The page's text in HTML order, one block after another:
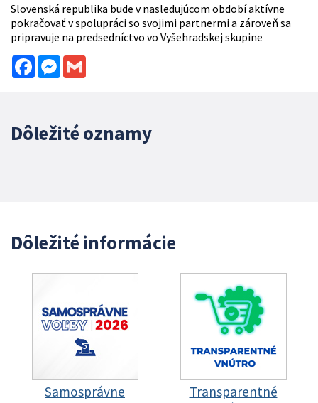
Slovenská republika bude v nasledujúcom období aktívne
pokračovať v spolupráci so svojimi partnermi a zároveň sa
pripravuje na predsedníctvo vo Vyšehradskej skupine
FacebookMessenger
Dôležité oznamy
Dôležité informácie
Samosprávne
Transparentné